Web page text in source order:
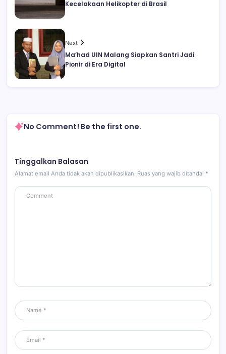
Kecelakaan Helikopter di Brasil
Next
Ma’had UIN Malang Siapkan Santri Jadi
Pionir di Era Digital
No Comment! Be the first one.
Tinggalkan Balasan
Alamat email Anda tidak akan dipublikasikan. Ruas yang wajib ditandai *